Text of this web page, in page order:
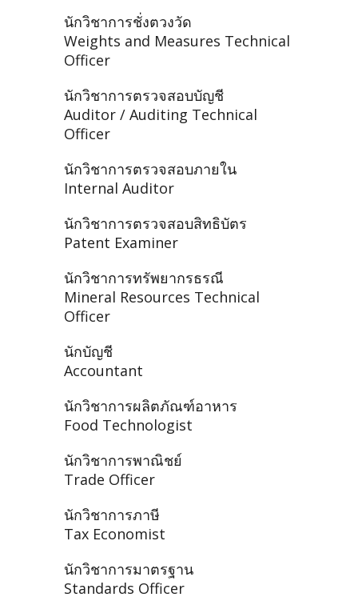
นักวิชาการชั่งตวงวัด
Weights and Measures Technical
Officer
นักวิชาการตรวจสอบบัญชี
Auditor / Auditing Technical
Officer
นักวิชาการตรวจสอบภายใน
Internal Auditor
นักวิชาการตรวจสอบสิทธิบัตร
Patent Examiner
นักวิชาการทรัพยากรธรณี
Mineral Resources Technical
Officer
นักบัญชี
Accountant
นักวิชาการผลิตภัณฑ์อาหาร
Food Technologist
นักวิชาการพาณิชย์
Trade Officer
นักวิชาการภาษี
Tax Economist
นักวิชาการมาตรฐาน
Standards Officer